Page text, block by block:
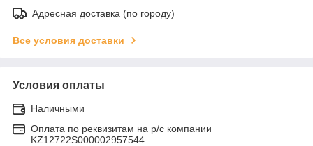
Адресная доставка (по городу)
Все условия доставки
Условия оплаты
Наличными
Оплата по реквизитам на р/с компании
KZ12722S000002957544